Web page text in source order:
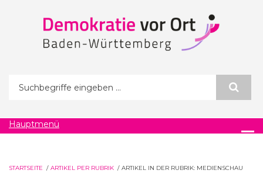
Suchformular
Hauptmenü
STARTSEITE / ARTIKEL PER RUBRIK / ARTIKEL IN DER RUBRIK: MEDIENSCHAU